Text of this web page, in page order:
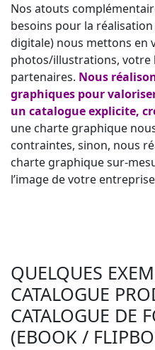
Nos atouts
besoins pour la
digitale) nous mettons en
photos/illustrations, votre
partenaires. Nous
graphiques pour
un catalogue explicite,
une charte graphique
contraintes, sinon, nous
charte graphique sur-
l’image de votre
QUELQUES
CATALOGUE
CATALOGUE DE
(EBOOK /